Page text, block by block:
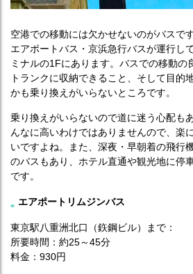
空港での移動には欠かせないのがバスで
エアポートバス・京浜急行バスが運行し
ミナルの1Fにあります。バスでの移動の
トランクに収納できること、そして目的
かも乗り換えがいらないところです。
乗り換えがいらないので道に迷う心配も
んなに高いわけではありませんので、楽
いですよね。また、深夜・早朝着の飛行
のバスもあり、ホテル直通や観光地に停
です。
エアポートリムジンバス
東京駅八重洲北口（鉃鋼ビル）まで：
所要時間：約25～45分
料金：930円